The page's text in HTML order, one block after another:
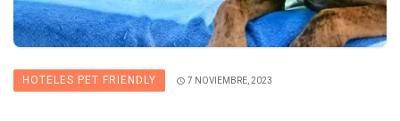
HOTELES PET FRIENDLY 7 NOVIEMBRE, 2023